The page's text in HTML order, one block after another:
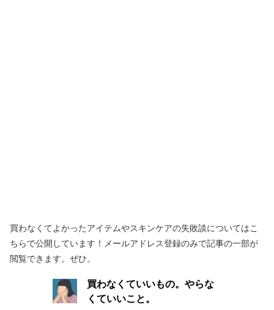
買わなくてよかったアイテムやスキンケアの失敗談についてはこ
ちらで公開しています！メールアドレス登録のみで記事の一部が
閲覧できます。ぜひ。